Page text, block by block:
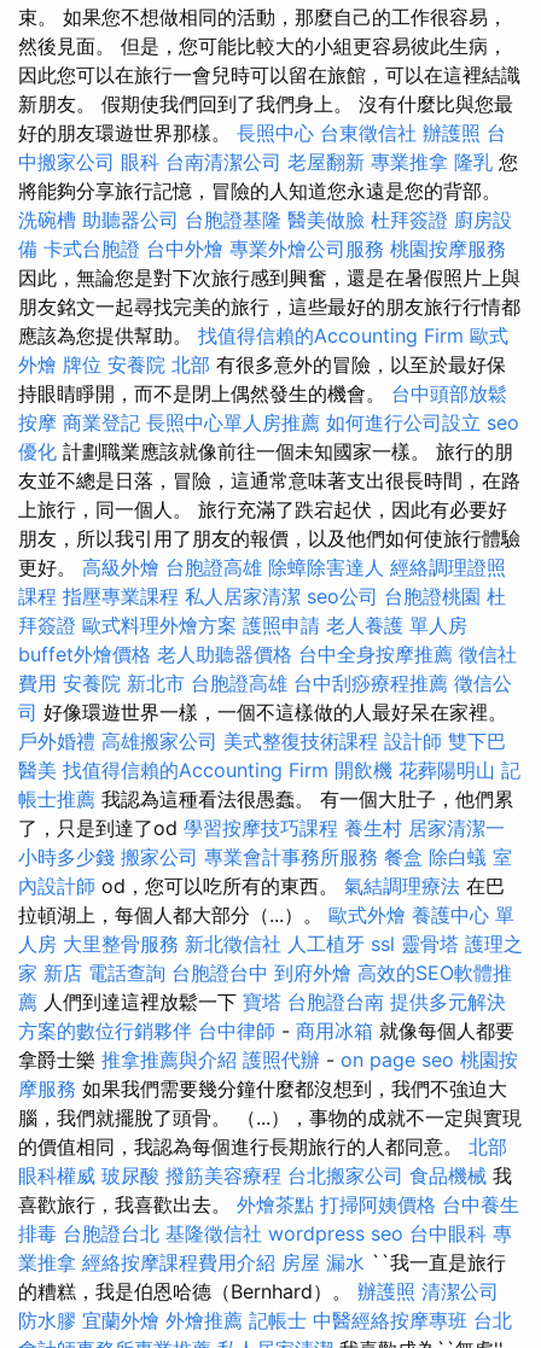
束。 如果您不想做相同的活動，那麼自己的工作很容易，
然後見面。 但是，您可能比較大的小組更容易彼此生病，
因此您可以在旅行一會兒時可以留在旅館，可以在這裡結識
新朋友。 假期使我們回到了我們身上。 沒有什麼比與您最
好的朋友環遊世界那樣。 長照中心 台東徵信社 辦護照 台
中搬家公司 眼科 台南清潔公司 老屋翻新 專業推拿 隆乳 您
將能夠分享旅行記憶，冒險的人知道您永遠是您的背部。
洗碗槽 助聽器公司 台胞證基隆 醫美做臉 杜拜簽證 廚房設
備 卡式台胞證 台中外燴 專業外燴公司服務 桃園按摩服務
因此，無論您是對下次旅行感到興奮，還是在暑假照片上與
朋友銘文一起尋找完美的旅行，這些最好的朋友旅行行情都
應該為您提供幫助。 找值得信賴的Accounting Firm 歐式
外燴 牌位 安養院 北部 有很多意外的冒險，以至於最好保
持眼睛睜開，而不是閉上偶然發生的機會。 台中頭部放鬆
按摩 商業登記 長照中心單人房推薦 如何進行公司設立 seo
優化 計劃職業應該就像前往一個未知國家一樣。 旅行的朋
友並不總是日落，冒險，這通常意味著支出很長時間，在路
上旅行，同一個人。 旅行充滿了跌宕起伏，因此有必要好
朋友，所以我引用了朋友的報價，以及他們如何使旅行體驗
更好。 高級外燴 台胞證高雄 除蟑除害達人 經絡調理證照
課程 指壓專業課程 私人居家清潔 seo公司 台胞證桃園 杜
拜簽證 歐式料理外燴方案 護照申請 老人養護 單人房
buffet外燴價格 老人助聽器價格 台中全身按摩推薦 徵信社
費用 安養院 新北市 台胞證高雄 台中刮痧療程推薦 徵信公
司 好像環遊世界一樣，一個不這樣做的人最好呆在家裡。
戶外婚禮 高雄搬家公司 美式整復技術課程 設計師 雙下巴
醫美 找值得信賴的Accounting Firm 開飲機 花葬陽明山 記
帳士推薦 我認為這種看法很愚蠢。 有一個大肚子，他們累
了，只是到達了od 學習按摩技巧課程 養生村 居家清潔一
小時多少錢 搬家公司 專業會計事務所服務 餐盒 除白蟻 室
內設計師 od，您可以吃所有的東西。 氣結調理療法 在巴
拉頓湖上，每個人都大部分（...）。 歐式外燴 養護中心 單
人房 大里整骨服務 新北徵信社 人工植牙 ssl 靈骨塔 護理之
家 新店 電話查詢 台胞證台中 到府外燴 高效的SEO軟體推
薦 人們到達這裡放鬆一下 寶塔 台胞證台南 提供多元解決
方案的數位行銷夥伴 台中律師 - 商用冰箱 就像每個人都要
拿爵士樂 推拿推薦與介紹 護照代辦 - on page seo 桃園按
摩服務 如果我們需要幾分鐘什麼都沒想到，我們不強迫大
腦，我們就擺脫了頭骨。 （...），事物的成就不一定與實現
的價值相同，我認為每個進行長期旅行的人都同意。 北部
眼科權威 玻尿酸 撥筋美容療程 台北搬家公司 食品機械 我
喜歡旅行，我喜歡出去。 外燴茶點 打掃阿姨價格 台中養生
排毒 台胞證台北 基隆徵信社 wordpress seo 台中眼科 專
業推拿 經絡按摩課程費用介紹 房屋 漏水 ``我一直是旅行
的糟糕，我是伯恩哈德（Bernhard）。 辦護照 清潔公司
防水膠 宜蘭外燴 外燴推薦 記帳士 中醫經絡按摩專班 台北